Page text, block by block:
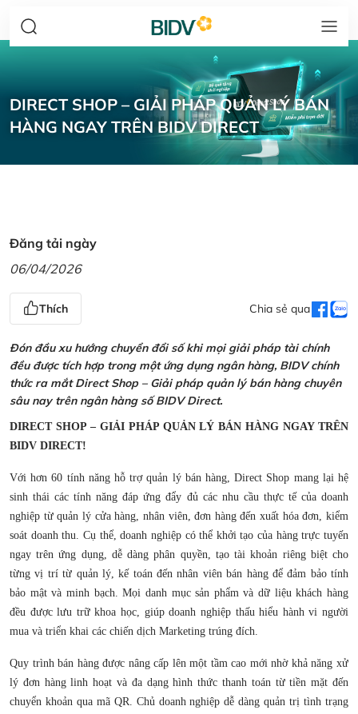
DIRECT SHOP – GIẢI PHÁP QUẢN LÝ BÁN
HÀNG NGAY TRÊN BIDV DIRECT
Đăng tải ngày
06/04/2026
Thích Chia sẻ qua
Đón đầu xu hướng chuyển đổi số khi mọi giải pháp tài chính
đều được tích hợp trong một ứng dụng ngân hàng, BIDV chính
thức ra mắt Direct Shop – Giải pháp quản lý bán hàng chuyên
sâu nay trên ngân hàng số BIDV Direct.
DIRECT SHOP – GIẢI PHÁP QUẢN LÝ BÁN HÀNG NGAY TRÊN
BIDV DIRECT!
Với hơn 60 tính năng hỗ trợ quản lý bán hàng, Direct Shop mang lại hệ
sinh thái các tính năng đáp ứng đẩy đủ các nhu cầu thực tế của doanh
nghiệp từ quản lý cửa hàng, nhân viên, đơn hàng đến xuất hóa đơn, kiểm
soát doanh thu. Cụ thể, doanh nghiệp có thể khởi tạo của hàng trực tuyến
ngay trên ứng dụng, dễ dàng phân quyền, tạo tài khoản riêng biệt cho
từng vị trí từ quản lý, kế toán đến nhân viên bán hàng để đảm bảo tính
bảo mật và minh bạch. Mọi danh mục sản phẩm và dữ liệu khách hàng
đều được lưu trữ khoa học, giúp doanh nghiệp thấu hiểu hành vi người
mua và triển khai các chiến dịch Marketing trúng đích.
Quy trình bán hàng được nâng cấp lên một tầm cao mới nhờ khả năng xử
lý đơn hàng linh hoạt và đa dạng hình thức thanh toán từ tiền mặt đến
chuyển khoản qua mã QR. Chủ doanh nghiệp dễ dàng quản trị tình trạng